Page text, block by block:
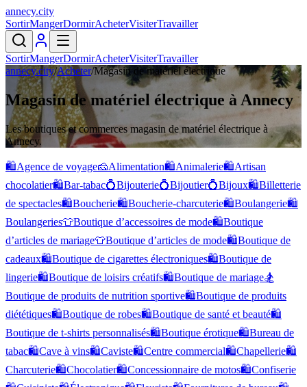
annecy.city
SortirMangerDormirAcheterVisiterTravailler
SortirMangerDormirAcheterVisiterTravailler
annecy.city/Acheter/Magasin de matériel électrique
Magasin de matériel électrique à Annecy
Les boutiques et commerces magasin de matériel électrique à
Annecy.
🛍️Agence de voyage🧀Alimentation🛍️Animalerie🛍️Artisan
chocolatier🛍️Bar-tabac💍Bijouterie💍Bijoutier💍Bijoux🛍️Billetterie
de spectacles🛍️Boucherie🛍️Boucherie-charcuterie🛍️Boulangerie🛍️
Boulangeries👕Boutique d’accessoires de mode🛍️Boutique
d’articles de mariage👕Boutique d’articles de mode🛍️Boutique de
cadeaux🛍️Boutique de cigarettes électroniques🛍️Boutique de
lingerie🛍️Boutique de loisirs créatifs🛍️Boutique de mariage🏂
Boutique de produits de nutrition sportive🛍️Boutique de produits
diététiques🛍️Boutique de robes🛍️Boutique de santé et beauté🛍️
Boutique de t-shirts personnalisés🛍️Boutique érotique🛍️Bureau de
tabac🛍️Cave à vins🛍️Caviste🛍️Centre commercial🛍️Chapellerie🛍️
Charcuterie🛍️Chocolatier🛍️Concessionnaire de motos🛍️Confiserie